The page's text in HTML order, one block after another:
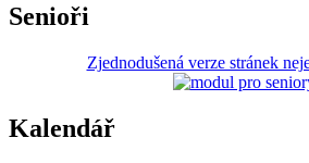
Senioři
Zjednodušená verze stránek
Kalendář